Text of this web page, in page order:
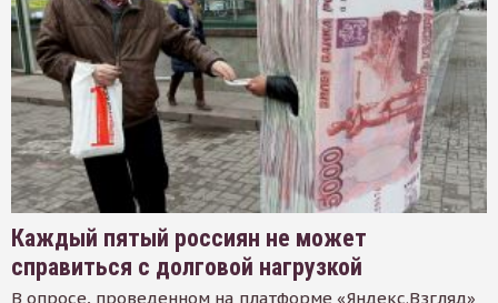
Каждый пятый россиян не может
справиться с долговой нагрузкой
В опросе, проведенном на платформе «Яндекс.Взгляд»